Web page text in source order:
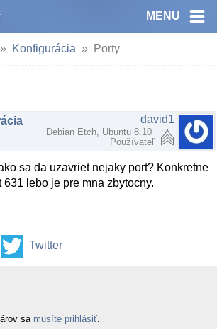
MENU
Konfigurácia Porty
david1
Debian Etch, Ubuntu 8.10
Používateľ
sa da uzavriet nejaky port? Konkretne
631 lebo je pre mna zbytocny.
Twitter
sa musíte prihlásiť